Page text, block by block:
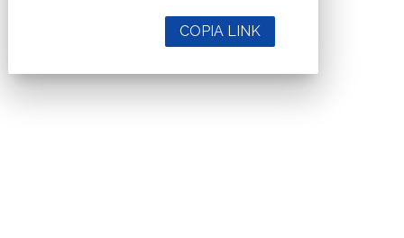
COPIA LINK